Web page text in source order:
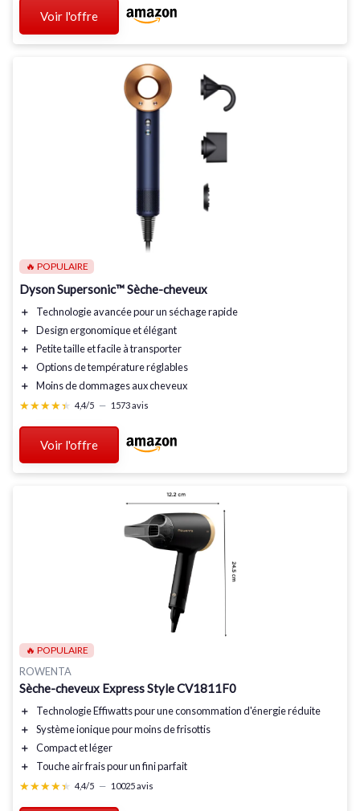
Voir l'offre
🔥 POPULAIRE
Dyson Supersonic™ Sèche-cheveux
＋ Technologie avancéepour un séchage rapide
＋
Design ergonomiqueet élégant
＋
Petite tailleet facile à transporter
＋
Options de températureréglables
＋
Moins de dommagesaux cheveux
★★★★★
★★★★★ 4,4/5 — 1573 avis
Voir l'offre
🔥 POPULAIRE
ROWENTA
Sèche-cheveux Express Style CV1811F0
＋ Technologie Effiwattspour une consommation d'énergie réduite
＋
Système ioniquepour moins de frisottis
＋
Compactetléger
＋
Touche air fraispour un fini parfait
★★★★★
★★★★★ 4,4/5 — 10025 avis